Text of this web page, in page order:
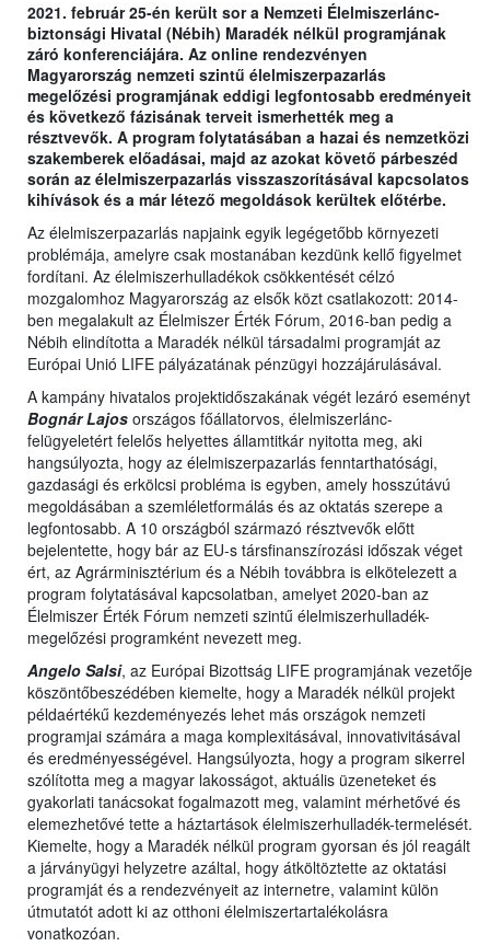
2021. február 25-én került sor a Nemzeti Élelmiszerlánc-
biztonsági Hivatal (Nébih) Maradék nélkül programjának
záró konferenciájára. Az online rendezvényen
Magyarország nemzeti szintű élelmiszerpazarlás
megelőzési programjának eddigi legfontosabb eredményeit
és következő fázisának terveit ismerhették meg a
résztvevők. A program folytatásában a hazai és nemzetközi
szakemberek előadásai, majd az azokat követő párbeszéd
során az élelmiszerpazarlás visszaszorításával kapcsolatos
kihívások és a már létező megoldások kerültek előtérbe.
Az élelmiszerpazarlás napjaink egyik legégetőbb környezeti
problémája, amelyre csak mostanában kezdünk kellő figyelmet
fordítani. Az élelmiszerhulladékok csökkentését célzó
mozgalomhoz Magyarország az elsők közt csatlakozott: 2014-
ben megalakult az Élelmiszer Érték Fórum, 2016-ban pedig a
Nébih elindította a Maradék nélkül társadalmi programját az
Európai Unió LIFE pályázatának pénzügyi hozzájárulásával.
A kampány hivatalos projektidőszakának végét lezáró eseményt
Bognár Lajos országos főállatorvos, élelmiszerlánc-
felügyeletért felelős helyettes államtitkár nyitotta meg, aki
hangsúlyozta, hogy az élelmiszerpazarlás fenntarthatósági,
gazdasági és erkölcsi probléma is egyben, amely hosszútávú
megoldásában a szemléletformálás és az oktatás szerepe a
legfontosabb. A 10 országból származó résztvevők előtt
bejelentette, hogy bár az EU-s társfinanszírozási időszak véget
ért, az Agrárminisztérium és a Nébih továbbra is elkötelezett a
program folytatásával kapcsolatban, amelyet 2020-ban az
Élelmiszer Érték Fórum nemzeti szintű élelmiszerhulladék-
megelőzési programként nevezett meg.
Angelo Salsi, az Európai Bizottság LIFE programjának vezetője
köszöntőbeszédében kiemelte, hogy a Maradék nélkül projekt
példaértékű kezdeményezés lehet más országok nemzeti
programjai számára a maga komplexitásával, innovativitásával
és eredményességével. Hangsúlyozta, hogy a program sikerrel
szólította meg a magyar lakosságot, aktuális üzeneteket és
gyakorlati tanácsokat fogalmazott meg, valamint mérhetővé és
elemezhetővé tette a háztartások élelmiszerhulladék-termelését.
Kiemelte, hogy a Maradék nélkül program gyorsan és jól reagált
a járványügyi helyzetre azáltal, hogy átköltöztette az oktatási
programját és a rendezvényeit az internetre, valamint külön
útmutatót adott ki az otthoni élelmiszertartalékolásra
vonatkozóan.